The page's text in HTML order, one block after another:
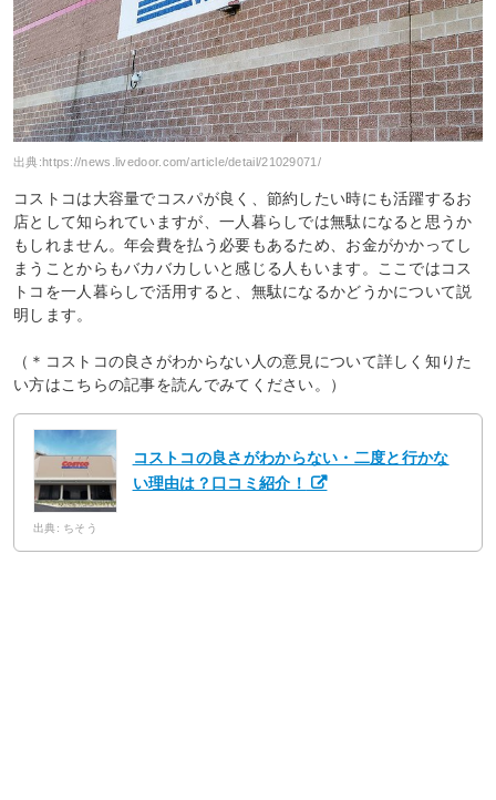
出典:https://news.livedoor.com/article/detail/21029071/
コストコは大容量でコスパが良く、節約したい時にも活躍するお
店として知られていますが、一人暮らしでは無駄になると思うか
もしれません。年会費を払う必要もあるため、お金がかかってし
まうことからもバカバカしいと感じる人もいます。ここではコス
トコを一人暮らしで活用すると、無駄になるかどうかについて説
明します。
（＊コストコの良さがわからない人の意見について詳しく知りた
い方はこちらの記事を読んでみてください。）
コストコの良さがわからない・二度と行かな
い理由は？口コミ紹介！
出典: ちそう